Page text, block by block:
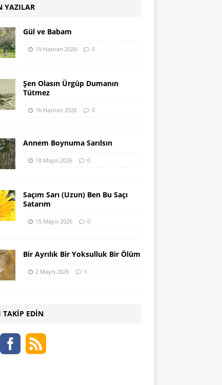
YAZILAR
Gül ve Babam
19 Haziran 2026 0
Şen Olasın Ürgüp Dumanın
Tütmez
16 Haziran 2026 0
Annem Boynuma Sarılsın
18 Mayıs 2026 0
Saçım Sarı (Uzun) Ben Bu Saçı
Satarım
15 Mayıs 2026 0
Bir Ayrılık Bir Yoksulluk Bir Ölüm
2 Mayıs 2026 1
TAKIP EDIN